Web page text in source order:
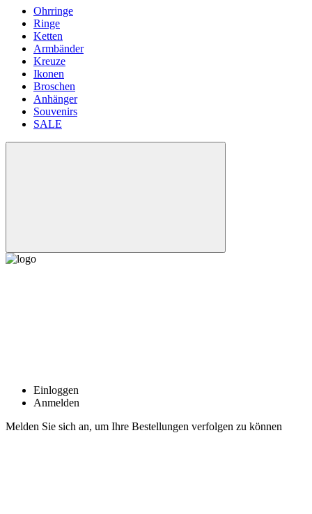
Ohrringe
Ringe
Ketten
Armbänder
Kreuze
Ikonen
Broschen
Anhänger
Souvenirs
SALE
Einloggen
Anmelden
Melden Sie sich an, um Ihre Bestellungen verfolgen zu können